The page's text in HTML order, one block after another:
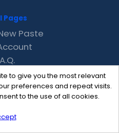
to give you the most relevant
preferences and repeat visits.
to the use of all cookies.
Pages
Paste